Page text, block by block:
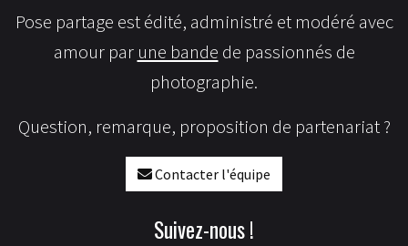
Pose partage est édité, administré et modéré avec
amour par une bande de passionnés de
photographie.
Question, remarque, proposition de partenariat ?
Contacter l'équipe
Suivez-nous !